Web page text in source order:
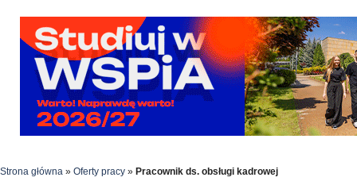
Strona główna » Oferty pracy » Pracownik ds. obsługi kadrowej